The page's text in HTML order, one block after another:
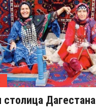
столица Дагестана